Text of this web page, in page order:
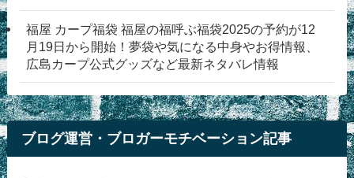
福屋 カープ福袋 福屋の福呼ぶ福袋2025の予約が12
月19日から開始！夢袋や気になる中身やお得情報、
広島カープ公式グッズなど最新ネタバレ情報
ブログ運営・ブロガーモチベーション記事